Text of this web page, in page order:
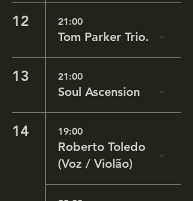
12 21:00
Tom Parker Trio.
13 21:00
Soul Ascension
14 19:00
Roberto Toledo
(Voz / Violão)